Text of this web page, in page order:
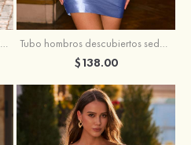
Tubo satén sin mangas corto/mini vestido para homecoming Tubo hombros descubiertos seda como el satén corto vestido para homecoming
$138.00